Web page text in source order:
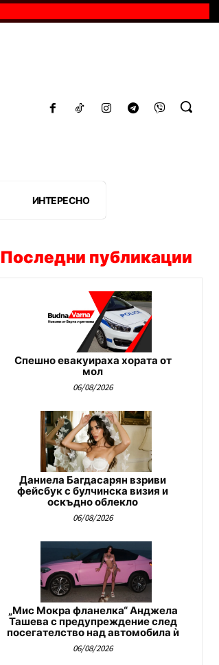
ИНТЕРЕСНО
Последни публикации
Спешно евакуираха хората от
мол
06/08/2026
Даниела Багдасарян взриви
фейсбук с булчинска визия и
оскъдно облекло
06/08/2026
„Мис Мокра фланелка“ Анджела
Ташева с предупреждение след
посегателство над автомобила ѝ
06/08/2026